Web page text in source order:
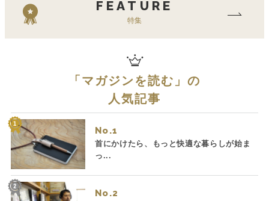
FEATURE
特集
「 マガジンを読む 」の
人気記事
No.
首にかけたら、もっと快適な暮らしが始ま
っ...
No.